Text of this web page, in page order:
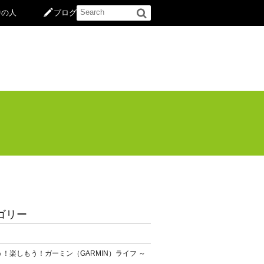
人 ブログ
リー
！楽しもう！ガーミン（GARMIN）ライフ ～